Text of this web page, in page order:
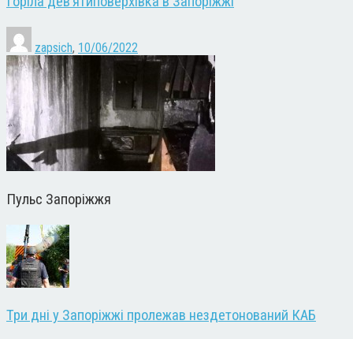
zapsich, 10/06/2022
Пульс Запоріжжя
Три дні у Запоріжжі пролежав нездетонований КАБ